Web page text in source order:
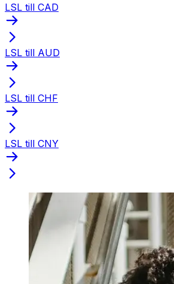
LSL till CAD
LSL till AUD
LSL till CHF
LSL till CNY